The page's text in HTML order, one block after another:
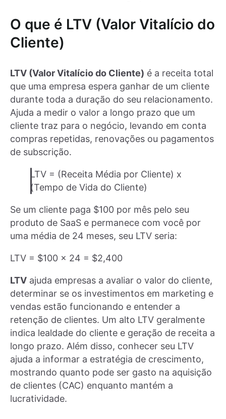
O que é LTV (Valor Vitalício do
Cliente)
LTV (Valor Vitalício do Cliente) é a receita total
que uma empresa espera ganhar de um cliente
durante toda a duração do seu relacionamento.
Ajuda a medir o valor a longo prazo que um
cliente traz para o negócio, levando em conta
compras repetidas, renovações ou pagamentos
de subscrição.
LTV = (Receita Média por Cliente) x
(Tempo de Vida do Cliente)
Se um cliente paga $100 por mês pelo seu
produto de SaaS e permanece com você por
uma média de 24 meses, seu LTV seria:
LTV = $100 x 24 = $2,400
LTV ajuda empresas a avaliar o valor do cliente,
determinar se os investimentos em marketing e
vendas estão funcionando e entender a
retenção de clientes. Um alto LTV geralmente
indica lealdade do cliente e geração de receita a
longo prazo. Além disso, conhecer seu LTV
ajuda a informar a estratégia de crescimento,
mostrando quanto pode ser gasto na aquisição
de clientes (CAC) enquanto mantém a
lucratividade.